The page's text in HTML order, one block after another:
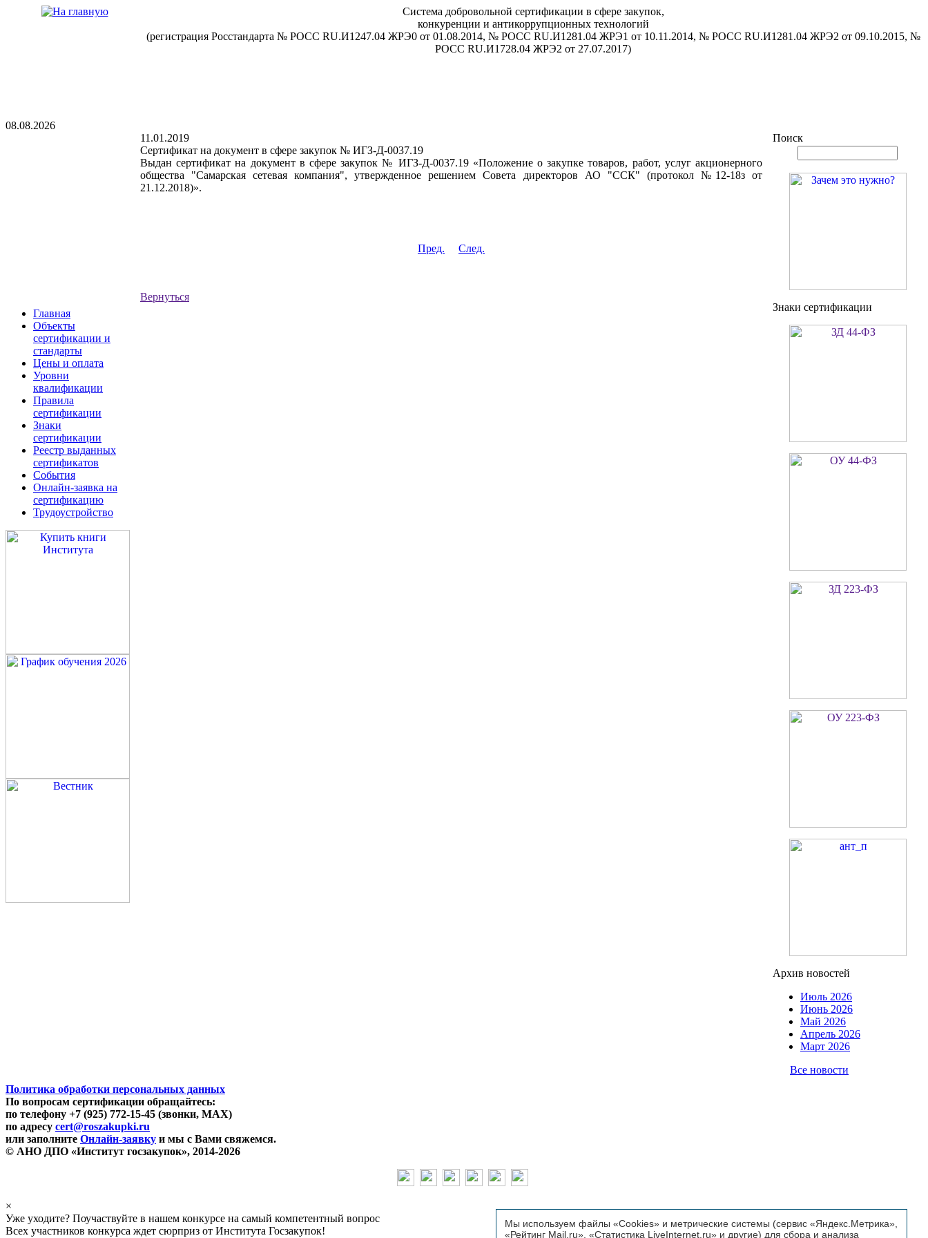
Система добровольной сертификации в сфере закупок,
конкуренции и антикоррупционных технологий
(регистрация Росстандарта № РОСС RU.И1247.04 ЖРЭ0 от 01.08.2014, № РОСС RU.И1281.04 ЖРЭ1 от 10.11.2014, № РОСС RU.И1281.04 ЖРЭ2 от 09.10.2015, №
РОСС RU.И1728.04 ЖРЭ2 от 27.07.2017)
08.08.2026
Главная
Объекты
сертификации и
стандарты
Цены и оплата
Уровни
квалификации
Правила
сертификации
Знаки
сертификации
Реестр выданных
сертификатов
События
Онлайн-заявка на
сертификацию
Трудоустройство
11.01.2019
Сертификат на документ в сфере закупок № ИГЗ-Д-0037.19
Выдан сертификат на документ в сфере закупок № ИГЗ-Д-0037.19 «Положение о закупке товаров, работ, услуг акционерного
общества "Самарская сетевая компания", утвержденное решением Совета директоров АО "ССК" (протокол №12-18з от
21.12.2018)».
Пред. След.
Вернуться
Поиск
Знаки сертификации
Архив новостей
Июль 2026
Июнь 2026
Май 2026
Апрель 2026
Март 2026
Все новости
Политика обработки персональных данных
По вопросам сертификации обращайтесь:
по телефону +7 (925) 772-15-45 (звонки, MAX)
по адресу cert@roszakupki.ru
или заполните Онлайн-заявку и мы с Вами свяжемся.
© АНО ДПО «Институт госзакупок», 2014-2026
Мы используем файлы «Cookies» и метрические системы (сервис «Яндекс.Метрика»,
«Рейтинг Mail.ru», «Статистика LiveInternet.ru» и другие) для сбора и анализа
×
Уже уходите? Поучаствуйте в нашем конкурсе на самый компетентный вопрос
Всех участников конкурса ждет сюрприз от Института Госзакупок!